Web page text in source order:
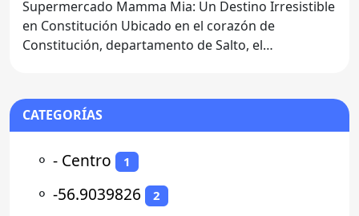
Supermercado Mamma Mia: Un Destino Irresistible
en Constitución Ubicado en el corazón de
Constitución, departamento de Salto, el
CATEGORÍAS
⚬ - Centro 1
⚬ -56.9039826 2